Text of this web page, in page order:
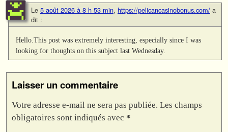
Le 5 août 2026 à 8 h 53 min, https://pelicancasinobonus.com/ a
dit :
Hello.This post was extremely interesting, especially since I was
looking for thoughts on this subject last Wednesday.
Laisser un commentaire
Votre adresse e-mail ne sera pas publiée. Les champs
obligatoires sont indiqués avec *